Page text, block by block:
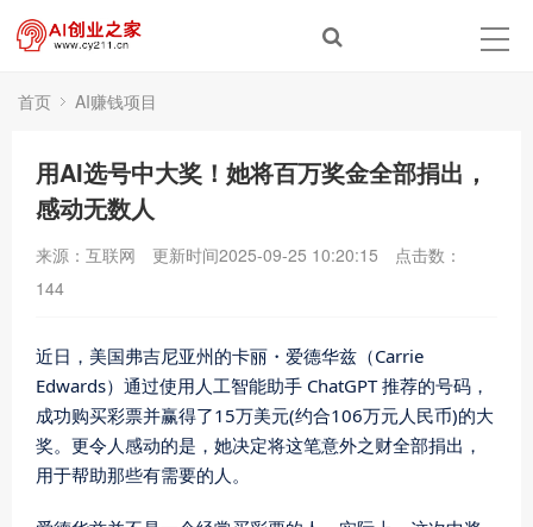
首页 AI赚钱项目
用AI选号中大奖！她将百万奖金全部捐出，
感动无数人
来源：互联网 更新时间2025-09-25 10:20:15
点击数：
144
近日，美国弗吉尼亚州的卡丽・爱德华兹（Carrie
Edwards）通过使用人工智能助手 ChatGPT 推荐的号码，
成功购买彩票并赢得了15万美元(约合106万元人民币)的大
奖。更令人感动的是，她决定将这笔意外之财全部捐出，
用于帮助那些有需要的人。